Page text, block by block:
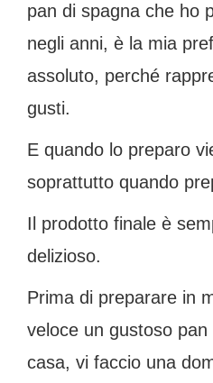
pan di spagna che ho
negli anni, è la mia
assoluto, perché
gusti.
E quando lo preparo
soprattutto quando
Il prodotto finale è
delizioso.
Prima di preparare in
veloce un gustoso
casa, vi faccio una